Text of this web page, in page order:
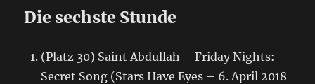
Die sechste Stunde
(Platz 30) Saint Abdullah – Friday Nights:
Secret Song (Stars Have Eyes – 6. April 2018